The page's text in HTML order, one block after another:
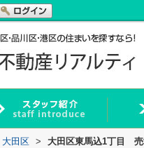
大田区 > 大田区東馬込1丁目